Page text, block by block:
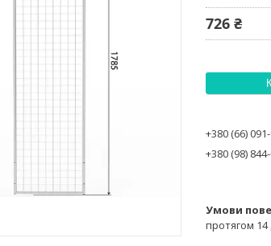
726 ₴
+380 (66)
+380 (98)
протягом 14